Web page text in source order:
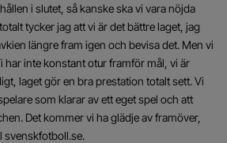
i slutet, så kanske ska vi vara nöjda
tycker jag att vi är det bättre laget, jag
längre fram igen och bevisa det. Men vi
har inte konstant otur framför mål, vi är
laget gör en bra prestation totalt sett. Vi
som klarar av ett eget spel och att
Det kommer vi ha glädje av framöver,
svenskfotboll.se.